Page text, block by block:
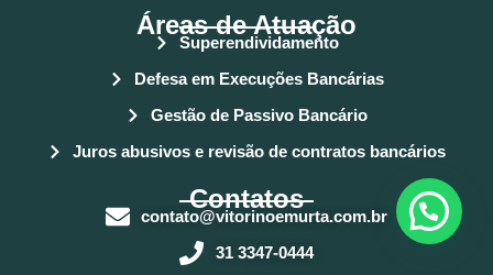
Áreas de Atuação
Superendividamento
Defesa em Execuções Bancárias
Gestão de Passivo Bancário
Juros abusivos e revisão de contratos bancários
Contatos
contato@vitorinoemurta.com.br
31 3347-0444